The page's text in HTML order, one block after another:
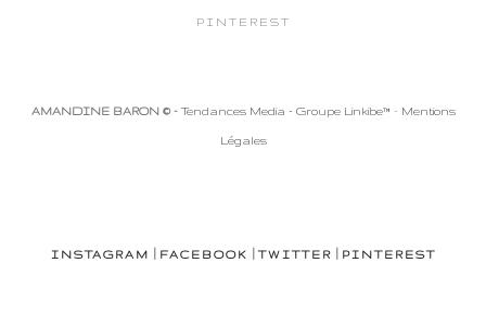
PINTEREST
AMANDINE BARON © -Tendances Media - Groupe Linkibe™ - Mentions
Légales
INSTAGRAM FACEBOOK |TWITTER PINTEREST